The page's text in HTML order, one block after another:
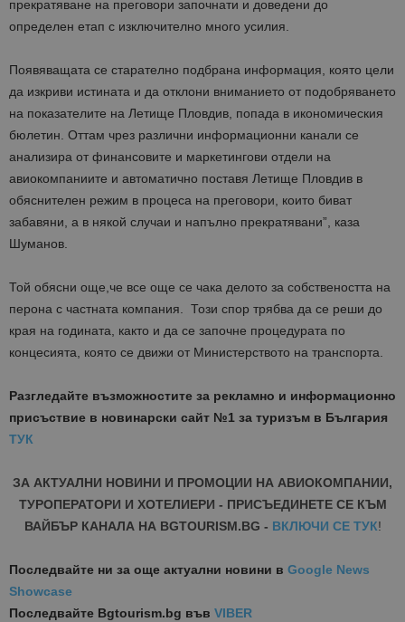
прекратяване на преговори започнати и доведени до
определен етап с изключително много усилия.
Появяващата се старателно подбрана информация, която цели
да изкриви истината и да отклони вниманието от подобряването
на показателите на Летище Пловдив, попада в икономическия
бюлетин. Оттам чрез различни информационни канали се
анализира от финансовите и маркетингови отдели на
авиокомпаниите и автоматично поставя Летище Пловдив в
обяснителен режим в процеса на преговори, които биват
забавяни, а в някой случаи и напълно прекратявани”, каза
Шуманов.
Той обясни още,че все още се чака делото за собствеността на
перона с частната компания. Този спор трябва да се реши до
края на годината, както и да се започне процедурата по
концесията, която се движи от Министерството на транспорта.
Разгледайте възможностите за рекламно и информационно
присъствие в новинарски сайт №1 за туризъм в България
ТУК
ЗА АКТУАЛНИ НОВИНИ И ПРОМОЦИИ НА АВИОКОМПАНИИ,
ТУРОПЕРАТОРИ И ХОТЕЛИЕРИ - ПРИСЪЕДИНЕТЕ СЕ КЪМ
ВАЙБЪР КАНАЛА НА BGTOURISM.BG - ВКЛЮЧИ СЕ ТУК!
Последвайте ни за още актуални новини в Google News
Showcase
Последвайте Bgtourism.bg във VIBER